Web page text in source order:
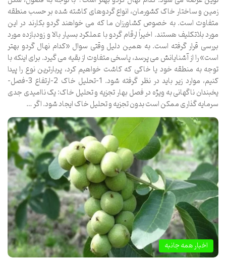
زمین و ساختار خاک کشورمان، انواع گردوهای کاشته شده بر حسب منطقه
متفاوت است. به خصوص کشاورزان ما که می خواهند گردو بکارند در این
مورد بلاتکلیف هستند. اخیراً ارقام گردو با عملکرد بسیار بالا و زودبازده مورد
بررسی قرار گرفته است. به همین دلیل وقتی سوال «کدام نهال گردو بهتر
است» را از آشنایانش می پرسد، پاسخی متفاوت از بقیه می گیرد. برای اینکه با
توجه به منطقه خود یا خاکی که کاشت خواهیم کرد، پربارترین نوع را پیدا
کنیم، موارد زیر باید در نظر گرفته شود. 1-تحلیل خاک 2-ارتفاع 3-فصل-
یخبندان ناگهانی به ویژه در فصل بهار تجزیه و تحلیل خاک: یک ناامیدی جدی
سرمایه گذاری ممکن است بدون تجزیه و تحلیل خاک ایجاد شود. اگر …
اخبار همه جانبه